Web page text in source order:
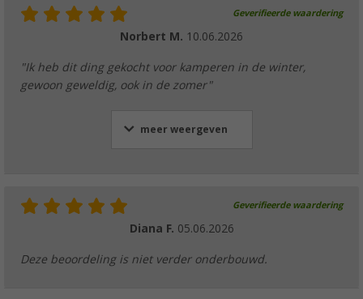
Geverifieerde waardering
Norbert M. 10.06.2026
"Ik heb dit ding gekocht voor kamperen in de winter,
gewoon geweldig, ook in de zomer"
meer weergeven
Geverifieerde waardering
Diana F. 05.06.2026
Deze beoordeling is niet verder onderbouwd.